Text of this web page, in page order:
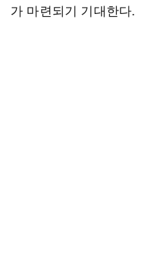
가 마련되기 기대한다.